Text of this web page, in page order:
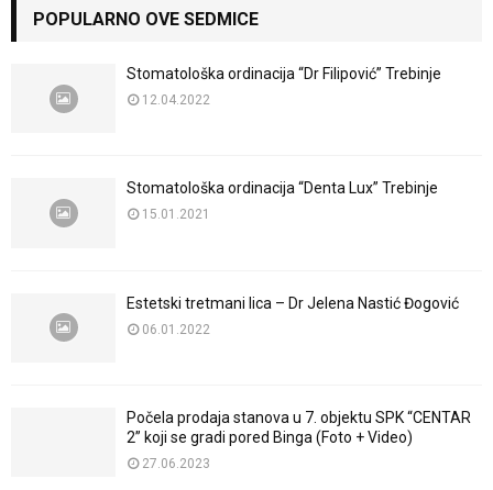
POPULARNO OVE SEDMICE
Stomatološka ordinacija “Dr Filipović” Trebinje
12.04.2022
Stomatološka ordinacija “Denta Lux” Trebinje
15.01.2021
Estetski tretmani lica – Dr Jelena Nastić Đogović
06.01.2022
Počela prodaja stanova u 7. objektu SPK “CENTAR
2” koji se gradi pored Binga (Foto + Video)
27.06.2023